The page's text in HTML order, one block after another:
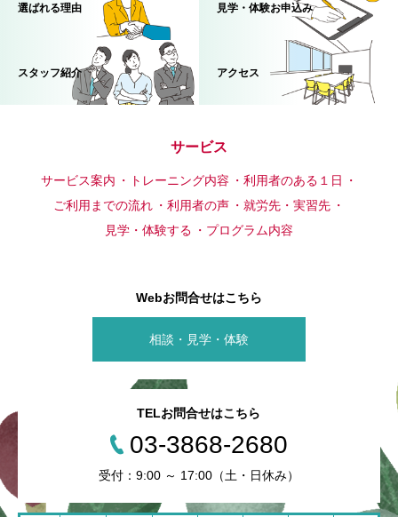
選ばれる理由 見学・体験お申込み
スタッフ紹介 アクセス
サービス
サービス案内 トレーニング内容
利用者のある１日
ご利用までの流れ
利用者の声
就労先・実習先
見学・体験する
プログラム内容
Webお問合せはこちら
相談・見学・体験
TELお問合せはこちら
03-3868-2680
受付：9:00 ～ 17:00（土・日休み）